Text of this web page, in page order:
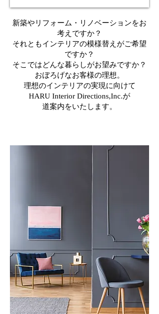
新築やリフォーム・リノベーションをお
考えですか？​
​それともインテリアの模様替えがご希望
ですか？
そこではどんな暮らしがお望みですか？
​おぼろげなお客様の理想。
理想のインテリアの実現に向けて
HARU Interior Directions,Inc.が
道案内をいたします。